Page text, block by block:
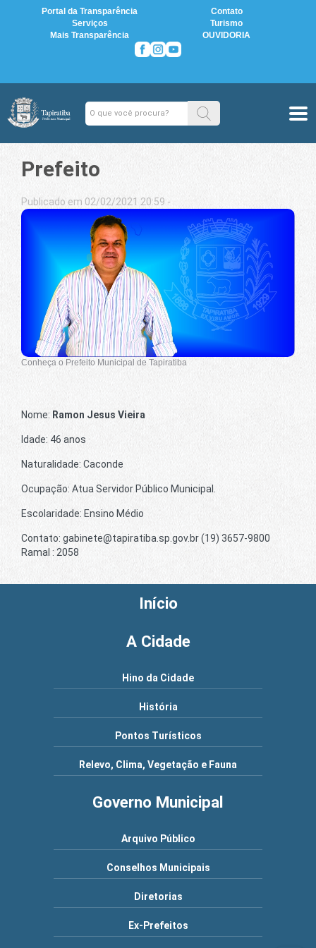
Portal da Transparência
Contato
Serviços
Turismo
Mais Transparência
OUVIDORIA
Prefeito
Publicado em 02/02/2021 20:59 -
Conheça o Prefeito Municipal de Tapiratiba
Nome: Ramon Jesus Vieira
Idade: 46 anos
Naturalidade: Caconde
Ocupação: Atua Servidor Público Municipal.
Escolaridade: Ensino Médio
Contato: gabinete@tapiratiba.sp.gov.br (19) 3657-9800
Ramal : 2058
Início
A Cidade
Hino da Cidade
História
Pontos Turísticos
Relevo, Clima, Vegetação e Fauna
Governo Municipal
Arquivo Público
Conselhos Municipais
Diretorias
Ex-Prefeitos